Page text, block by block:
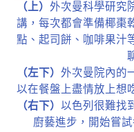
（上） 外次曼科學研究
講，每次都會準備椰棗
點、起司餅、咖啡果汁
（左下） 外次曼院內的
以在餐盤上盡情放上想
（右下） 以色列很難找
廚藝進步，開始嘗